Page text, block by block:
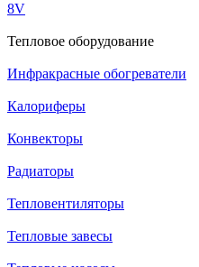
8V
Тепловое оборудование
Инфракрасные обогреватели
Калориферы
Конвекторы
Радиаторы
Тепловентиляторы
Тепловые завесы